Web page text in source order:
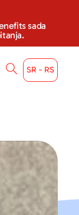
sada
SR - RS